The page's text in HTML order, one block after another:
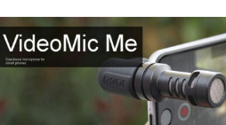
克
風
數